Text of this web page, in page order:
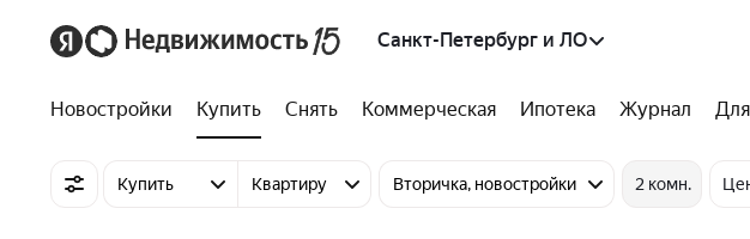
Санкт-Петербург и ЛО
Новостройки Купить Снять Коммерческая Ипотека Журнал
Купить Квартиру Вторичка, новостройки 2 комн.